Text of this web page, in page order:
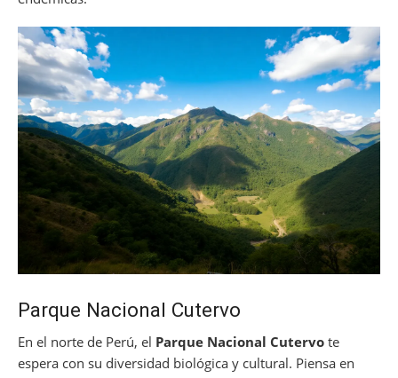
Parque Nacional Cutervo
En el norte de Perú, el Parque Nacional Cutervo te
espera con su diversidad biológica y cultural. Piensa en